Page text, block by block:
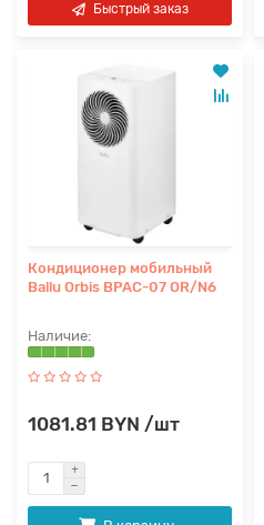
Быстрый заказ
Кондиционер мобильный
Ballu Orbis BPAC-07 OR/N6
1081.81 BYN /шт